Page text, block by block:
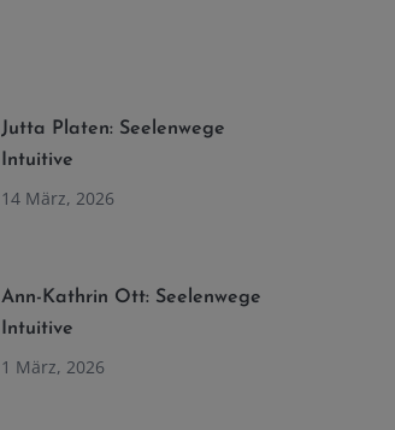
Jutta Platen: Seelenwege
Intuitive
14 März, 2026
Ann-Kathrin Ott: Seelenwege
Intuitive
1 März, 2026